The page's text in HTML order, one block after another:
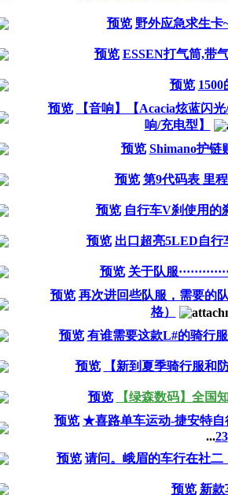
预览 野外应急求生卡
预览 ESSEN打气筒,带
预览 1500
预览
【音响】【Acacia炫蓝闪
响/充电型】
预览 Shimano护链
预览 第9代码表 里
预览 自行车V刹使用的
预览 出口超亮5LED自行
预览 关于队服
预览 再次进回些队服，需要的
格）
预览 有谁需要这款L#的骑行
预览 【新到夏季骑行服和
预览
【绿森数码】全国
预览 ★喜路单车运动-捷安特
...23
预览 请问。峨眉的车行在社
预览 新款